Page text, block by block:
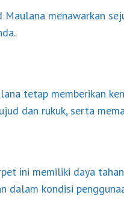
menawarkan
tetap memberikan
dan rukuk, serta
ini memiliki daya
dalam kondisi